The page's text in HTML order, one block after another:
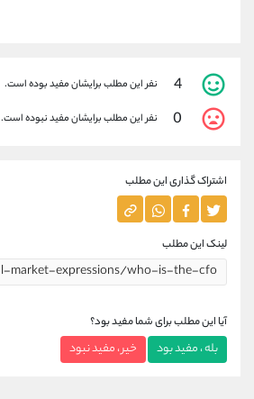
4 نفر این مطلب برایشان مفید بوده است.
0 نفر این مطلب برایشان مفید نبوده است.
اشتراک گذاری این مطلب
لینک این مطلب
آیا این مطلب برای شما مفید بود؟
بله ، مفید بود خیر ، مفید نبود